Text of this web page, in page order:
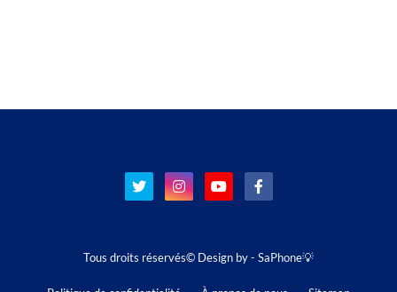
Tous droits réservés© Design by - SaPhone💡